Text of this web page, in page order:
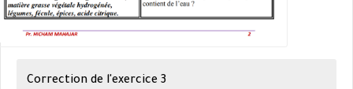
Correction de l'exercice 3